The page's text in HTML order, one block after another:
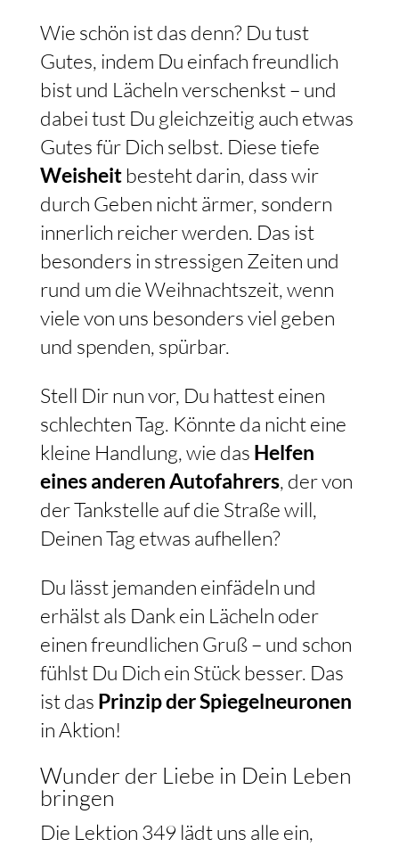
Wie schön ist das denn? Du tust
Gutes, indem Du einfach freundlich
bist und Lächeln verschenkst – und
dabei tust Du gleichzeitig auch etwas
Weisheitbesteht darin, dass wir
durch Geben nicht ärmer, sondern
innerlich reicher werden. Das ist
besonders in stressigen Zeiten und
rund um die Weihnachtszeit, wenn
viele von uns besonders viel geben
und spenden, spürbar.
Stell Dir nun vor, Du hattest einen
schlechten Tag. Könnte da nicht eine
kleine Handlung, wie das Helfen
eines anderen Autofahrers, der von
der Tankstelle auf die Straße will,
Deinen Tag etwas aufhellen?
Du lässt jemanden einfädeln und
erhälst als Dank ein Lächeln oder
einen freundlichen Gruß – und schon
fühlst Du Dich ein Stück besser. Das
ist das Prinzip der Spiegelneuronen
in Aktion!
Wunder der Liebe in Dein Leben
bringen
Die Lektion 349 lädt uns alle ein,